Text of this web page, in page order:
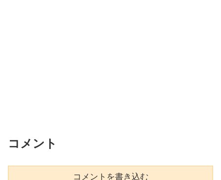
コメント
コメントを書き込む